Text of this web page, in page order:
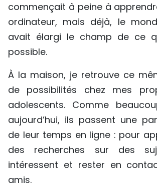
中文
РУССКИЙ
commençait à peine à
ordinateur, mais déjà, le
avait élargi le champ de ce
possible.
À la maison, je retrouve ce
de possibilités chez mes
adolescents. Comme
aujourd’hui, ils passent une
de leur temps en ligne : pour
des recherches sur des
intéressent et rester en
amis.